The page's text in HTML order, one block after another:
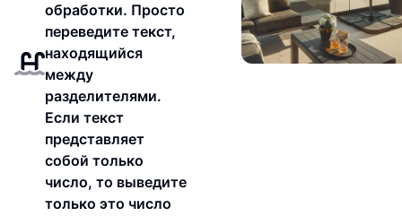
обработки. Просто
переведите текст,
находящийся
между
разделителями.
Если текст
представляет
собой только
число, то выведите
только это число